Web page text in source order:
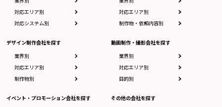
対応エリア別
対応システム別
デザイン制作会社を探す
業界別
対応エリア別
制作物別
イベント・プロモーション会社を探す
対応エリア別
制作物・依頼内容別
動画制作・撮影会社を探す
業界別
対応エリア別
目的別
その他の会社を探す